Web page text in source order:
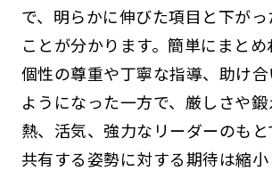
で、明らかに伸びた項目と下がっ
ことが分かります。簡単にまと
個性の尊重や丁寧な指導、助け
ようになった一方で、厳しさや
熱、活気、強力なリーダーのも
共有する姿勢に対する期待は縮小